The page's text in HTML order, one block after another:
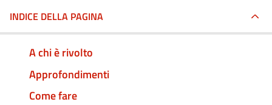
INDICE DELLA PAGINA
A chi è rivolto
Approfondimenti
Come fare